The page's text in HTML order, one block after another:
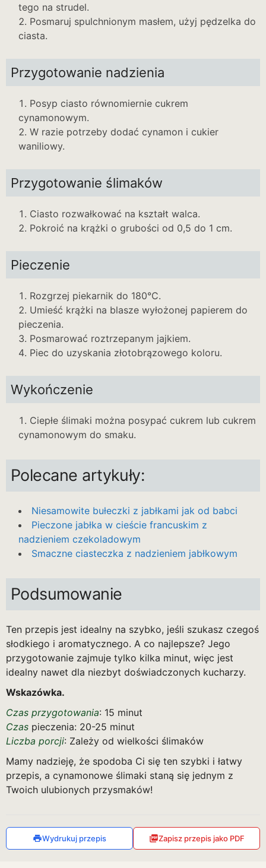
tego na strudel.
Posmaruj spulchnionym masłem, użyj pędzelka do
ciasta.
Przygotowanie nadzienia
Posyp ciasto równomiernie cukrem
cynamonowym.
W razie potrzeby dodać cynamon i cukier
waniliowy.
Przygotowanie ślimaków
Ciasto rozwałkować na kształt walca.
Pokroić na krążki o grubości od 0,5 do 1 cm.
Pieczenie
Rozgrzej piekarnik do 180°C.
Umieść krążki na blasze wyłożonej papierem do
pieczenia.
Posmarować roztrzepanym jajkiem.
Piec do uzyskania złotobrązowego koloru.
Wykończenie
Ciepłe ślimaki można posypać cukrem lub cukrem
cynamonowym do smaku.
Polecane artykuły:
Niesamowite bułeczki z jabłkami jak od babci
Pieczone jabłka w cieście francuskim z
nadzieniem czekoladowym
Smaczne ciasteczka z nadzieniem jabłkowym
Podsumowanie
Ten przepis jest idealny na szybko, jeśli szukasz czegoś
słodkiego i aromatycznego. A co najlepsze? Jego
przygotowanie zajmuje tylko kilka minut, więc jest
idealny nawet dla niezbyt doświadczonych kucharzy.
Wskazówka.
Czas przygotowania: 15 minut
Czas pieczenia: 20-25 minut
Liczba porcji: Zależy od wielkości ślimaków
Mamy nadzieję, że spodoba Ci się ten szybki i łatwy
przepis, a cynamonowe ślimaki staną się jednym z
Twoich ulubionych przysmaków!
Wydrukuj przepis Zapisz przepis jako PDF